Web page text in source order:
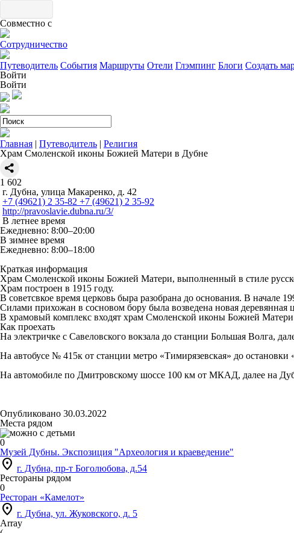
Совместно с
Сотрудничество
Путеводитель События Маршруты Отели Глэмпинг Блоги Создать
Войти
Войти
Главная | Путеводитель | Религия
Храм Смоленской иконы Божией Матери в Дубне
1 602
г. Дубна, улица Макаренко, д. 42
+7 (49621) 2 35-82 +7 (49621) 2 35-92
http://pravoslavie.dubna.ru/3/
В летнее время
Ежедневно: 8:00–20:00
В зимнее время
Ежедневно: 8:00–18:00
Краткая информация
Храм Смоленской иконы Божией Матери, выполненный в стиле
Храм построен в 1915 году.
В советсвкое время церковь быра разобрана до основания. В
Силами прихожан в сосновом бору была возведена новая деревянная
В храмовый комплекс входят храм Смоленской иконы Божией
Как проехать
На электричке с Савеловского вокзала до станции Большая Волга,
На автобусе № 415к от станции метро «Тимирязевская» до
На автомобиле по Дмитровскому шоссе 100 км от МКАД, далее на
Опубликовано 30.03.2022
Места рядом
0
Музей Дубны. Экспозиция "Археология и краеведение"
location_on г. Дубна, пр-т Боголюбова, д.54
Рестораны рядом
0
Ресторан «Камелот»
location_on г. Дубна, ул. Жуковского, д. 5
Array